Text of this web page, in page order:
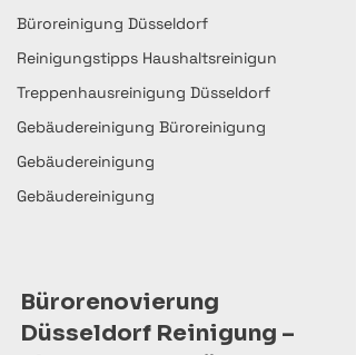
Büroreinigung Düsseldorf
Reinigungstipps Haushaltsreinigun
Treppenhausreinigung Düsseldorf
Gebäudereinigung Büroreinigung
Gebäudereinigung
Gebäudereinigung
Büro­renovierung
Düsseldorf Reinigung –